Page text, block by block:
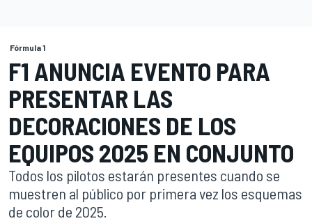
Fórmula 1
F1 ANUNCIA EVENTO PARA
PRESENTAR LAS
DECORACIONES DE LOS
EQUIPOS 2025 EN CONJUNTO
Todos los pilotos estarán presentes cuando se
muestren al público por primera vez los esquemas
de color de 2025.